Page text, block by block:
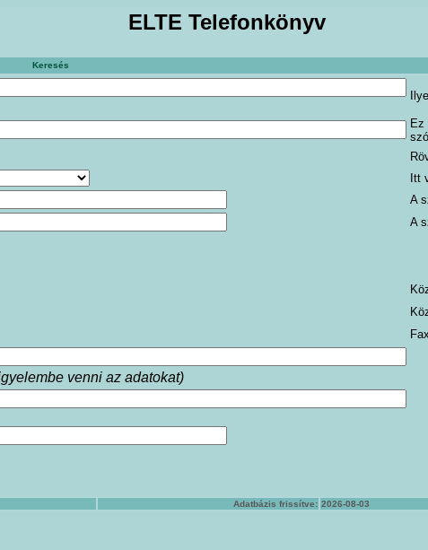
ELTE Telefonkönyv
Keresés
Ez
Itt
A
A
venni az adatokat)
Adatbázis frissítve: 2026-08-03